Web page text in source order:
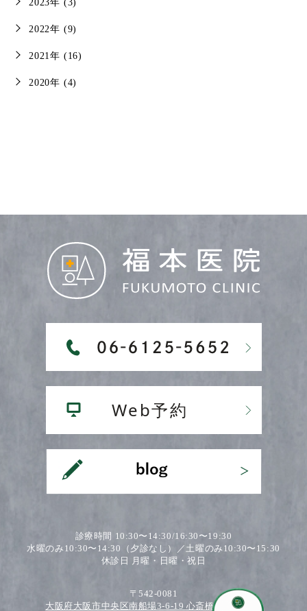
2023年 (3)
2022年 (9)
2021年 (16)
2020年 (4)
診療時間 10:30〜14:30/16:30〜19:30
水曜のみ10:30〜14:30（夕診なし）／土曜のみ10:30〜15:30
休診日 月曜・日曜・祝日
〒542-0081
大阪府大阪市中央区南船場3-6-19 心斎橋ワダビル2F